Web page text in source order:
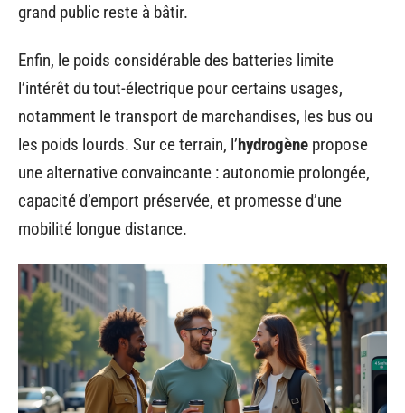
grand public reste à bâtir.
Enfin, le poids considérable des batteries limite
l’intérêt du tout-électrique pour certains usages,
notamment le transport de marchandises, les bus ou
les poids lourds. Sur ce terrain, l’hydrogène propose
une alternative convaincante : autonomie prolongée,
capacité d’emport préservée, et promesse d’une
mobilité longue distance.